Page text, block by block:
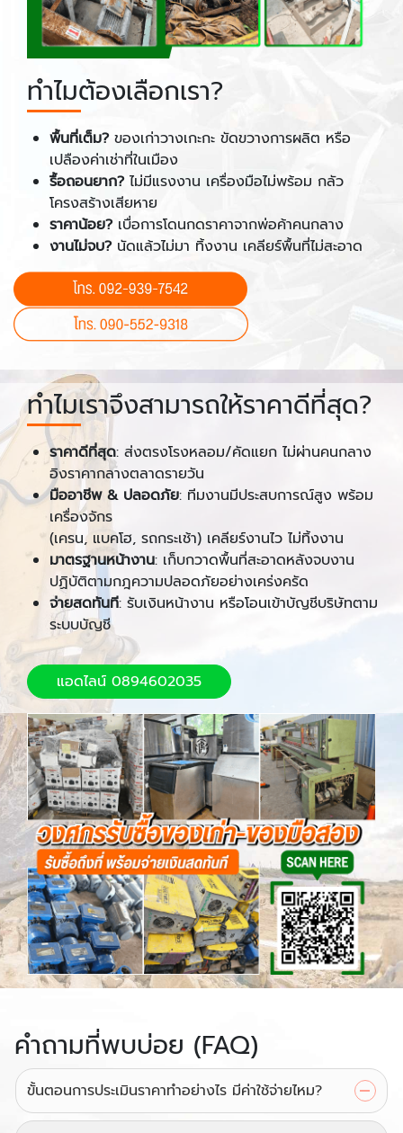
ทำไมต้องเลือกเรา?
พื้นที่เต็ม?ของเก่าวางเกะกะ ขัดขวางการผลิต หรือ
เปลืองค่าเช่าที่ในเมือง
รื้อถอนยาก?ไม่มีแรงงาน เครื่องมือไม่พร้อม กลัว
โครงสร้างเสียหาย
ราคาน้อย?เบื่อการโดนกดราคาจากพ่อค้าคนกลาง
งานไม่จบ?นัดแล้วไม่มา ทิ้งงาน เคลียร์พื้นที่ไม่สะอาด
ทำไมเราจึงสามารถให้ราคาดีที่สุด?
ราคาดีที่สุด: ส่งตรงโรงหลอม/คัดแยก ไม่ผ่านคนกลาง
อิงราคากลางตลาดรายวัน
มืออาชีพ & ปลอดภัย: ทีมงานมีประสบการณ์สูง พร้อม
เครื่องจักร
(เครน, แบคโฮ, รถกระเช้า) เคลียร์งานไว ไม่ทิ้งงาน
มาตรฐานหน้างาน: เก็บกวาดพื้นที่สะอาดหลังจบงาน
ปฏิบัติตามกฎความปลอดภัยอย่างเคร่งครัด
จ่ายสดทันที: รับเงินหน้างาน หรือโอนเข้าบัญชีบริษัทตาม
ระบบบัญชี
แอดไลน์ 0894602035
คำถามที่พบบ่อย (FAQ)
ขั้นตอนการประเมินราคาทำอย่างไร มีค่าใช้จ่ายไหม?